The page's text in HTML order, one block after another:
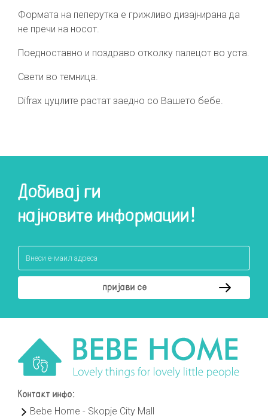
Формата на пеперутка е грижливо дизајнирана да
не пречи на носот.
Поедноставно и поздраво отколку палецот во уста.
Свети во темница.
Difrax цуцлите растат заедно со Вашето бебе.
Добивај ги
најновите информации!
Контакт инфо:
Bebe Home - Skopje City Mall